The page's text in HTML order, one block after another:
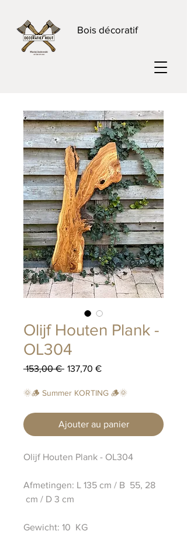
Bois décoratif
Olijf Houten Plank -
OL304
153,00 € Prix
137,70 €Prix
🌞🪵 Summer KORTING 🪵🌞
Ajouter au panier
Olijf Houten Plank - OL304
Afmetingen: L 135 cm / B 55, 28
cm / D 3 cm
Gewicht: 10 KG